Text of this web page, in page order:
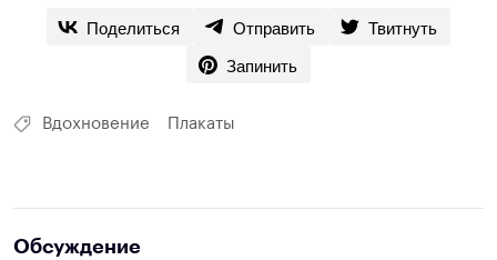
Поделиться Отправить
Твитнуть
Запинить
Вдохновение Плакаты
Обсуждение